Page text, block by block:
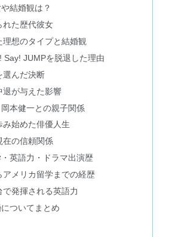
結婚観は？
れた歴代彼女
想のタイプと結婚観
Say! JUMPを脱退した理由
選んだ決断
退が与えた影響
本健一との親子関係
み始めた俳優人生
在の信頼関係
英語力・ドラマ出演歴
アメリカ留学までの経歴
で発揮される英語力
ついてまとめ